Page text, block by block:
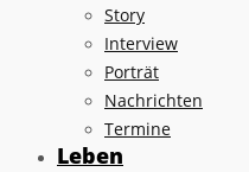
Story
Interview
Porträt
Nachrichten
Termine
Leben